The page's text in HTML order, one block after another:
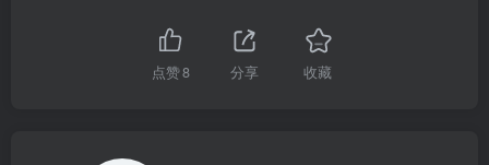
点赞8 分享 收藏